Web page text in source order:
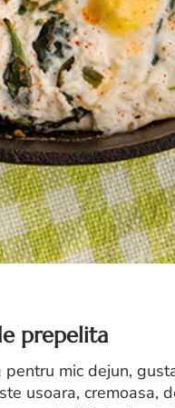
prepelita
mic dejun,
usoara, cremoasa,